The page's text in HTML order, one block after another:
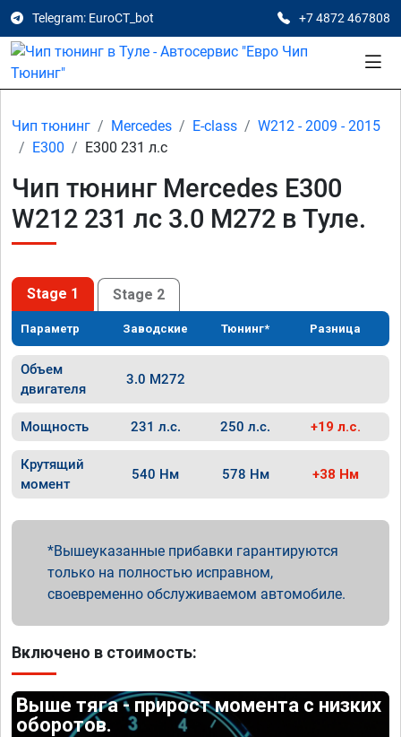
Telegram: EuroCT_bot +7 4872 467808
Чип тюнинг Mercedes E-class
W212 - 2009 - 2015
E300
E300 231 л.с
Чип тюнинг Mercedes E300
W212 231 лс 3.0 M272 в Туле.
Stage 1 Stage 2
Параметр Заводские Тюнинг* Разница
Объем
двигателя
3.0 M272
Мощность 231 л.с. 250 л.с. +19 л.с.
Крутящий
момент
540 Нм 578 Нм +38 Нм
Вышеуказанные прибавки гарантируются
только на полностью исправном,
своевременно обслуживаемом автомобиле.
Включено в стоимость:
Выше тяга - прирост момента с низких
оборотов.